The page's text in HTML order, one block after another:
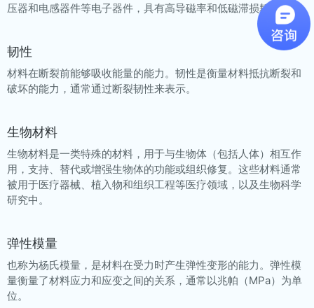
压器和电感器件等电子器件，具有高导磁率和低磁滞损耗。
韧性
材料在断裂前能够吸收能量的能力。韧性是衡量材料抵抗断裂和
破坏的能力，通常通过断裂韧性来表示。
生物材料
生物材料是一类特殊的材料，用于与生物体（包括人体）相互作
用，支持、替代或增强生物体的功能或组织修复。这些材料通常
被用于医疗器械、植入物和组织工程等医疗领域，以及生物科学
研究中。
弹性模量
也称为杨氏模量，是材料在受力时产生弹性变形的能力。弹性模
量衡量了材料应力和应变之间的关系，通常以兆帕（MPa）为单
位。